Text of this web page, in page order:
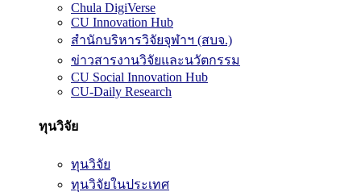
Chula DigiVerse
CU Innovation Hub
สำนักบริหารวิจัยจุฬาฯ (สบจ.)
ข่าวสารงานวิจัยและนวัตกรรม
CU Social Innovation Hub
CU-Daily Research
ทุนวิจัย
ทุนวิจัย
ทุนวิจัยในประเทศ